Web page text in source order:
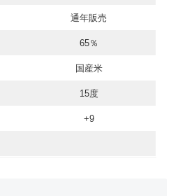
通年販売
65％
国産米
15度
+9